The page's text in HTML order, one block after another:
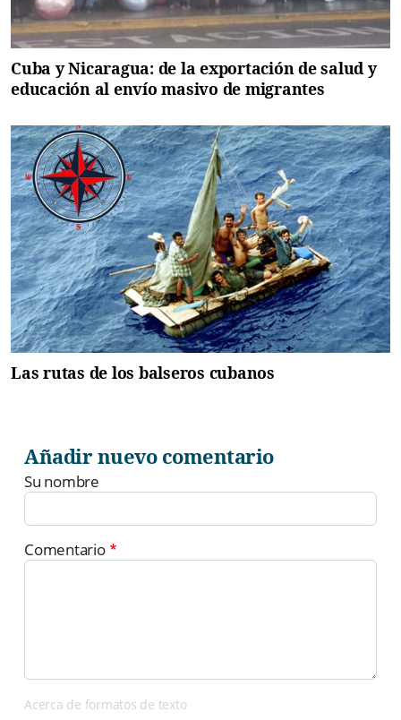
Cuba y Nicaragua: de la exportación de salud y
educación al envío masivo de migrantes
Las rutas de los balseros cubanos
Añadir nuevo comentario
Su nombre
Comentario
Acerca de formatos de texto